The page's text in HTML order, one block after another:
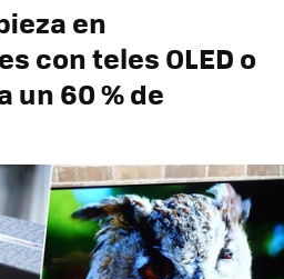
en
con teles OLED o
un 60 % de